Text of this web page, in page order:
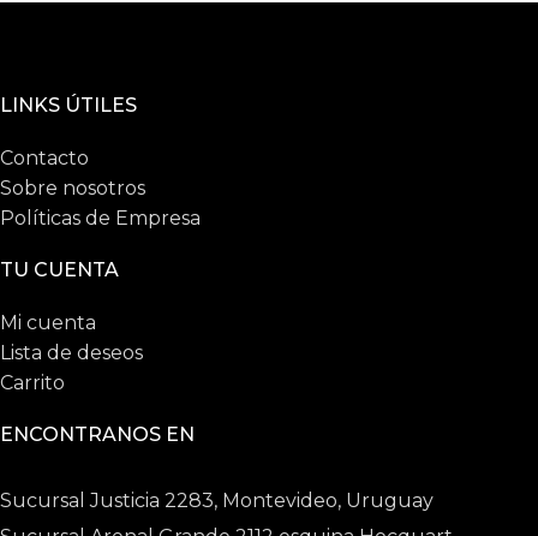
LINKS ÚTILES
Contacto
Sobre nosotros
Políticas de Empresa
TU CUENTA
Mi cuenta
Lista de deseos
Carrito
ENCONTRANOS EN
Sucursal Justicia 2283, Montevideo, Uruguay